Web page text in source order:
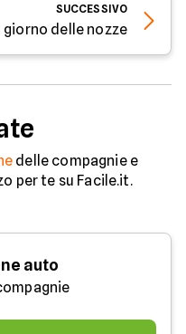
SUCCESSIVO
giorno delle nozze
delle compagnie e
per te su Facile.it.
auto